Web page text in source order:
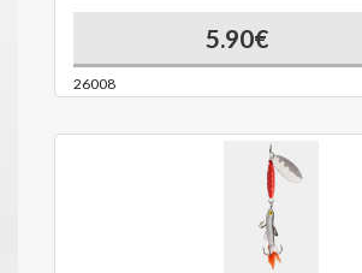
5.90€
26008